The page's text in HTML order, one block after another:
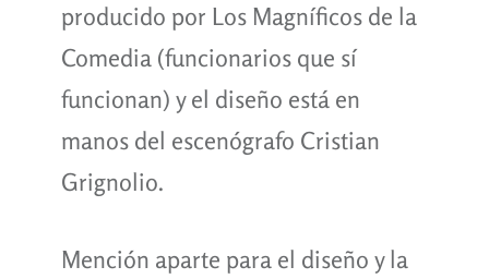
producido por Los Magníficos de la
Comedia (funcionarios que sí
funcionan) y el diseño está en
manos del escenógrafo Cristian
Grignolio.
Mención aparte para el diseño y la